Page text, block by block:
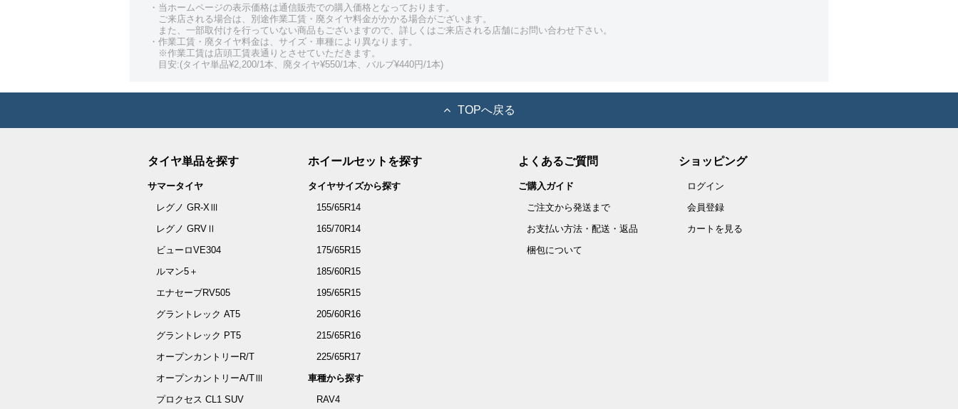
・当ホームページの表示価格は通信販売での購入価格となっております。
ご来店される場合は、別途作業工賃・廃タイヤ料金がかかる場合がございます。
また、一部取付けを行っていない商品もございますので、詳しくはご来店される店舗にお問い合わせ下さい。
・作業工賃・廃タイヤ料金は、サイズ・車種により異なります。
※作業工賃は店頭工賃表通りとさせていただきます。
目安:(タイヤ単品¥2,200/1本、廃タイヤ¥550/1本、バルブ¥440円/1本)
TOPへ戻る
タイヤ単品を探す
サマータイヤ
レグノ GR-XⅢ
レグノ GRVⅡ
ビューロVE304
ルマン5＋
エナセーブRV505
グラントレック AT5
グラントレック PT5
オープンカントリーR/T
オープンカントリーA/TⅢ
プロクセス CL1 SUV
ホイールセットを探す
タイヤサイズから探す
155/65R14
165/70R14
175/65R15
185/60R15
195/65R15
205/60R16
215/65R16
225/65R17
車種から探す
RAV4
よくあるご質問
ご購入ガイド
ご注文から発送まで
お支払い方法・配送・返品
梱包について
ショッピング
ログイン
会員登録
カートを見る